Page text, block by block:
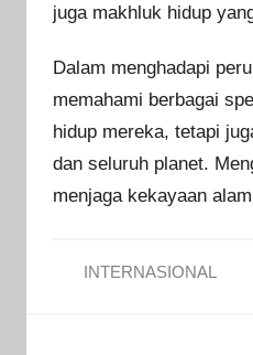
juga makhluk hidup
Dalam menghadapi
memahami berbagai
hidup mereka, tetapi
dan seluruh planet.
menjaga kekayaan
INTERNASIONAL